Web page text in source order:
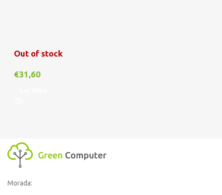
Out of stock
€31,60
Morada: